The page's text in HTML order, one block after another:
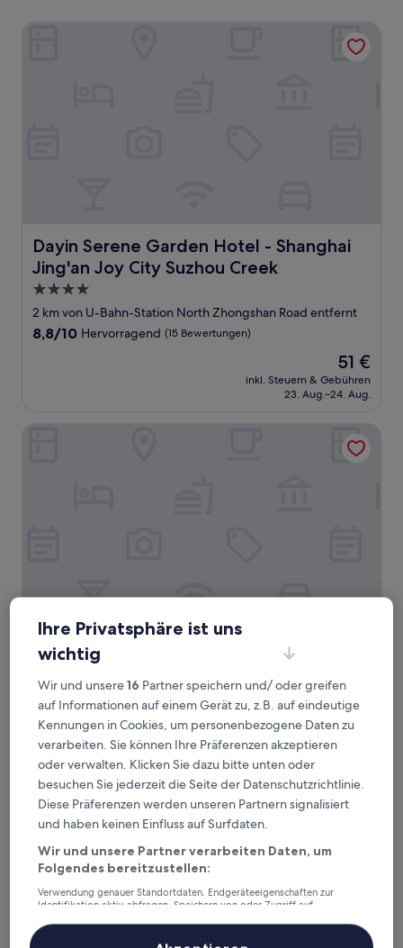
Dayin Serene Garden Hotel - Shanghai
Jing'an Joy City Suzhou Creek
Dayin Serene Garden Hotel - Shanghai Jing'an Joy City
4.0-
Sterne-
Unterkunft
2 km von U-Bahn-Station North Zhongshan Road entfernt
8.8
8,8/10 Hervorragend (15 Bewertungen)
Der
Preis
beträgt
51 €
inkl. Steuern & Gebühren
23. Aug.–24. Aug.
Dayin Serene Garden Hotel - Shanghai Jing'an Joy City
Four Points by Sheraton Shanghai,
Four Points by Sheraton Shanghai, Daning
4.0-
Sterne-
Unterkunft
1,7 km von U-Bahn-Station North Zhongshan Road entfernt
8.4
von
10,
Sehr
gut,
(209
Bewertungen)
8,4/10 Sehr gut (209 Bewertungen)
Preis
beträgt
79 €
inkl. Steuern & Gebühren
Hotel Indigo Shanghai Jing'An by IHG
Ihre Privatsphäre ist uns
wichtig
Wir und unsere16 Partner speichern und/ oder greifen
auf Informationen auf einem Gerät zu, z.B. auf eindeutige
Kennungen in Cookies, um personenbezogene Daten zu
verarbeiten. Sie können Ihre Präferenzen akzeptieren
oder verwalten. Klicken Sie dazu bitte unten oder
besuchen Sie jederzeit die Seite der Datenschutzrichtlinie.
Diese Präferenzen werden unseren Partnern signalisiert
und haben keinen Einfluss auf Surfdaten.
Wir und unsere Partner verarbeiten Daten, um
Folgendes bereitzustellen:
Verwendung genauer Standortdaten. Endgeräteeigenschaften zur
Identifikation aktiv abfragen. Speichern von oder Zugriff auf
Inhalte, Messung von Werbeleistung und der Performance von Inhalten,
Zielgruppenforschung sowie Entwicklung und Verbesserung von